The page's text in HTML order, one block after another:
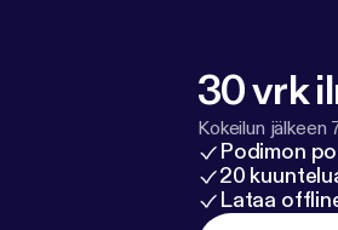
30 vrk
Kokeilun jälkeen
Podimon
20
Lataa